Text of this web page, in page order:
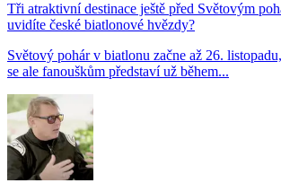
Tři atraktivní destinace ještě před Světovým
uvidíte české biatlonové hvězdy?
Světový pohár v biatlonu začne až 26.
se ale fanouškům představí už během...